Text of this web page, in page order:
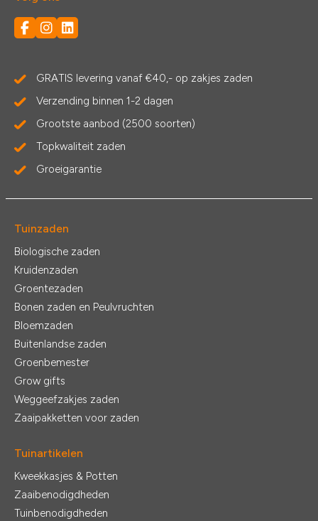
GRATIS levering vanaf €40,- op zakjes zaden
Verzending binnen 1-2 dagen
Grootste aanbod (2500 soorten)
Topkwaliteit zaden
Groeigarantie
Tuinzaden
Biologische zaden
Kruidenzaden
Groentezaden
Bonen zaden en Peulvruchten
Bloemzaden
Buitenlandse zaden
Groenbemester
Grow gifts
Weggeefzakjes zaden
Zaaipakketten voor zaden
Tuinartikelen
Kweekkasjes & Potten
Zaaibenodigdheden
Tuinbenodigdheden